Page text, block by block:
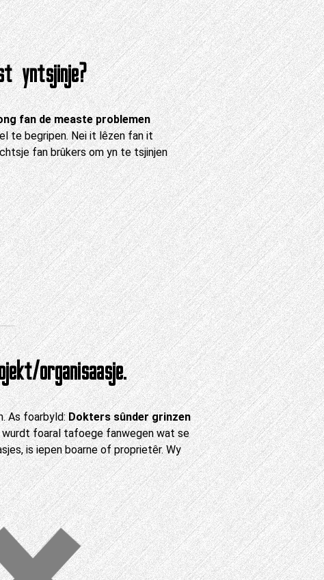
yntsjinje?
fan de measte problemen
te begripen. Nei it lêzen fan it
fan brûkers om yn te tsjinjen
organisaasje.
As foarbyld:Dokters sûnder grinzen
wurdt foaral tafoege fanwegen wat se
is iepen boarne of proprietêr. Wy